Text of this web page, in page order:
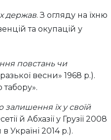
держав. З огляду на їхню
та окупацій у
повстань чи
весни» 1968 р.).
залишення їх у своїй
й Абхазії у Грузії 2008
Україні 2014 р.).